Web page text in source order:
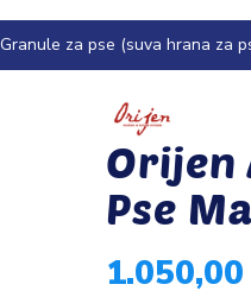
Granule za pse (suva hrana za
Orijen
Pse